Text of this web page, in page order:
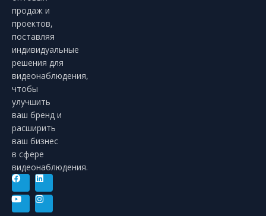
продаж и
проектов,
поставляя
индивидуальные
решения для
видеонаблюдения,
чтобы
улучшить
ваш бренд и
расширить
ваш бизнес
в сфере
видеонаблюдения.